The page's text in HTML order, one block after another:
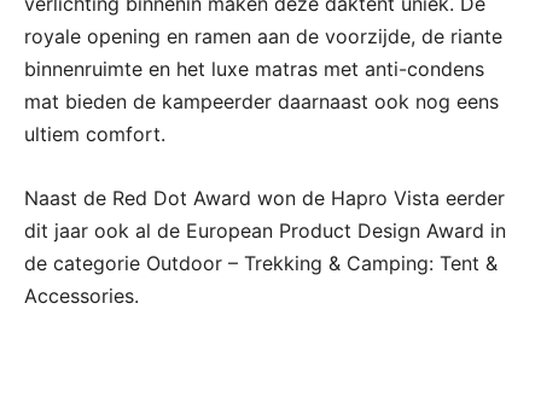
royale opening en ramen aan de voorzijde, de riante
binnenruimte en het luxe matras met anti-condens
mat bieden de kampeerder daarnaast ook nog eens
ultiem comfort.
Naast de Red Dot Award won de Hapro Vista eerder
dit jaar ook al de European Product Design Award in
de categorie Outdoor – Trekking & Camping: Tent &
Accessories.